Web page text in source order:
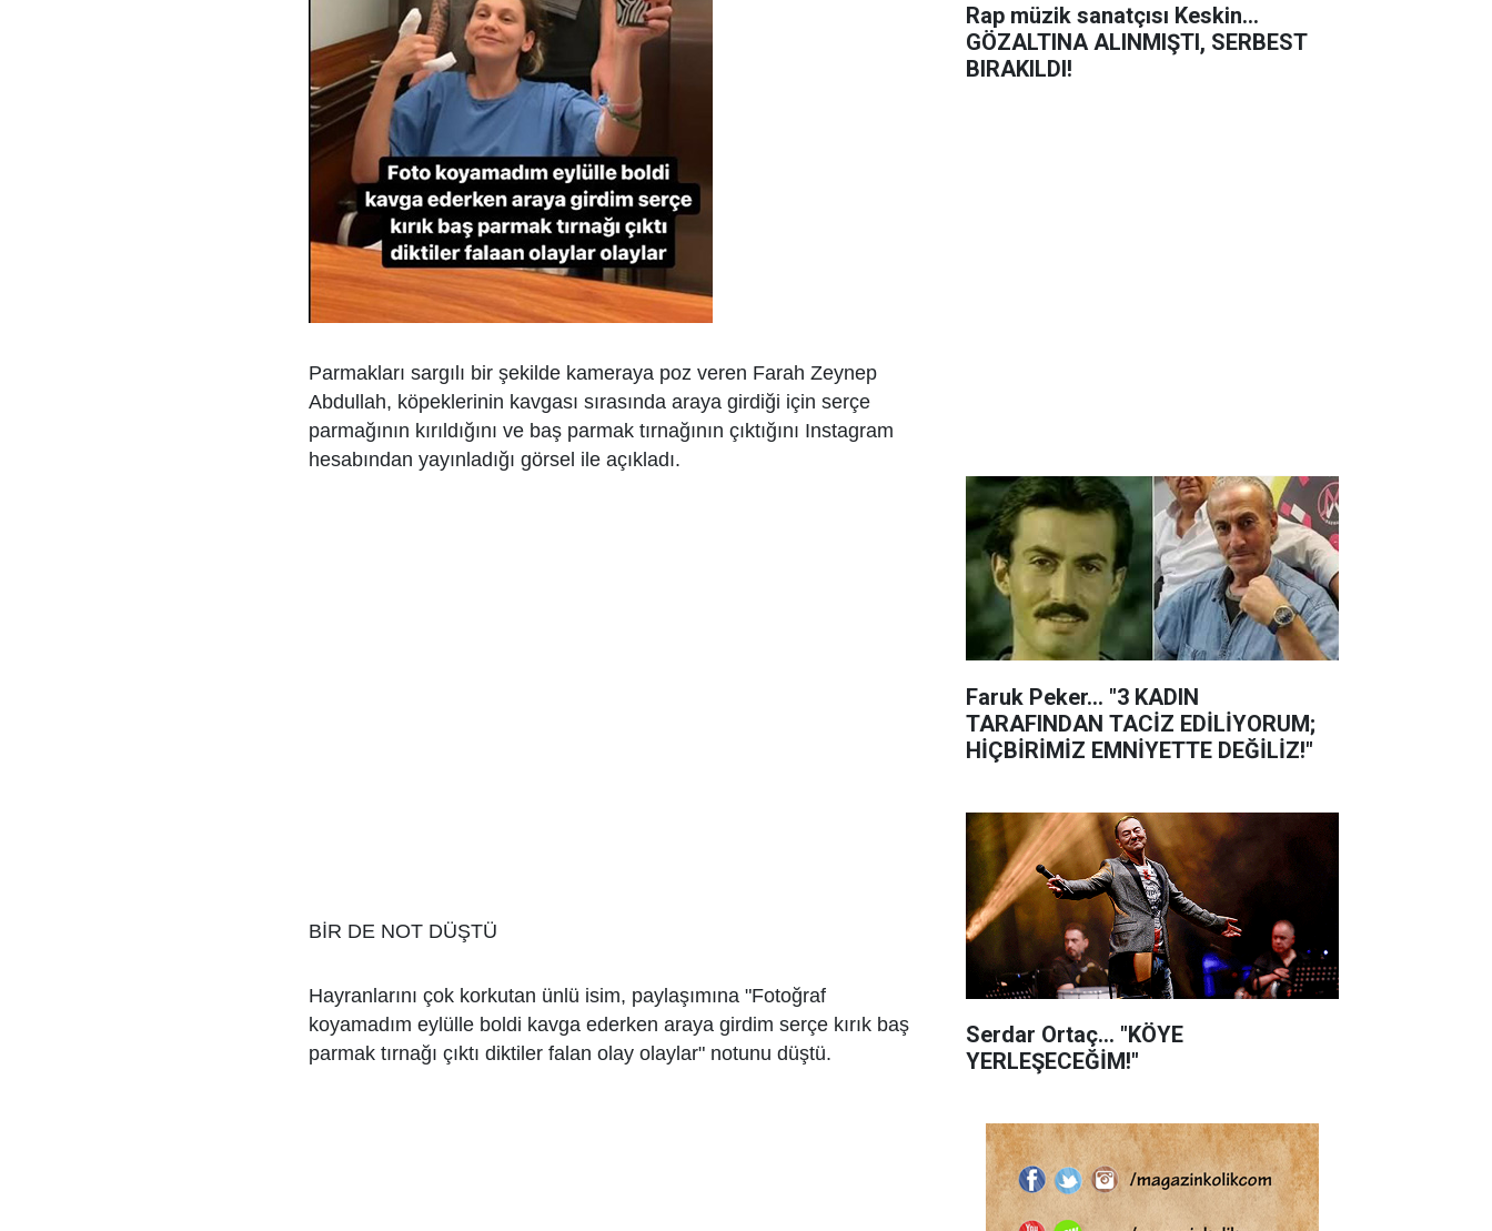
Parmakları sargılı bir şekilde kameraya poz veren Farah Zeynep
Abdullah, köpeklerinin kavgası sırasında araya girdiği için serçe
parmağının kırıldığını ve baş parmak tırnağının çıktığını Instagram
hesabından yayınladığı görsel ile açıkladı.
BİR DE NOT DÜŞTÜ
Hayranlarını çok korkutan ünlü isim, paylaşımına "Fotoğraf
koyamadım eylülle boldi kavga ederken araya girdim serçe kırık baş
parmak tırnağı çıktı diktiler falan olay olaylar" notunu düştü.
Rap müzik sanatçısı Keskin...
GÖZALTINA ALINMIŞTI, SERBEST
BIRAKILDI!
Faruk Peker... "3 KADIN
TARAFINDAN TACİZ EDİLİYORUM;
HİÇBİRİMİZ EMNİYETTE DEĞİLİZ!"
Serdar Ortaç... "KÖYE
YERLEŞECEĞİM!"